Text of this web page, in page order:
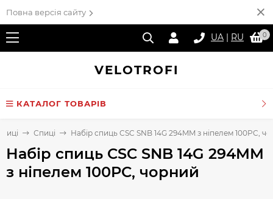
Повна версія сайту
UA | RU 0
VELOTROFI
КАТАЛОГ ТОВАРІВ
Спиці Набір спиць CSC SNB 14G 294MM з ніпелем 100PC,
Набір спиць CSC SNB 14G 294MM
з ніпелем 100PC, чорний